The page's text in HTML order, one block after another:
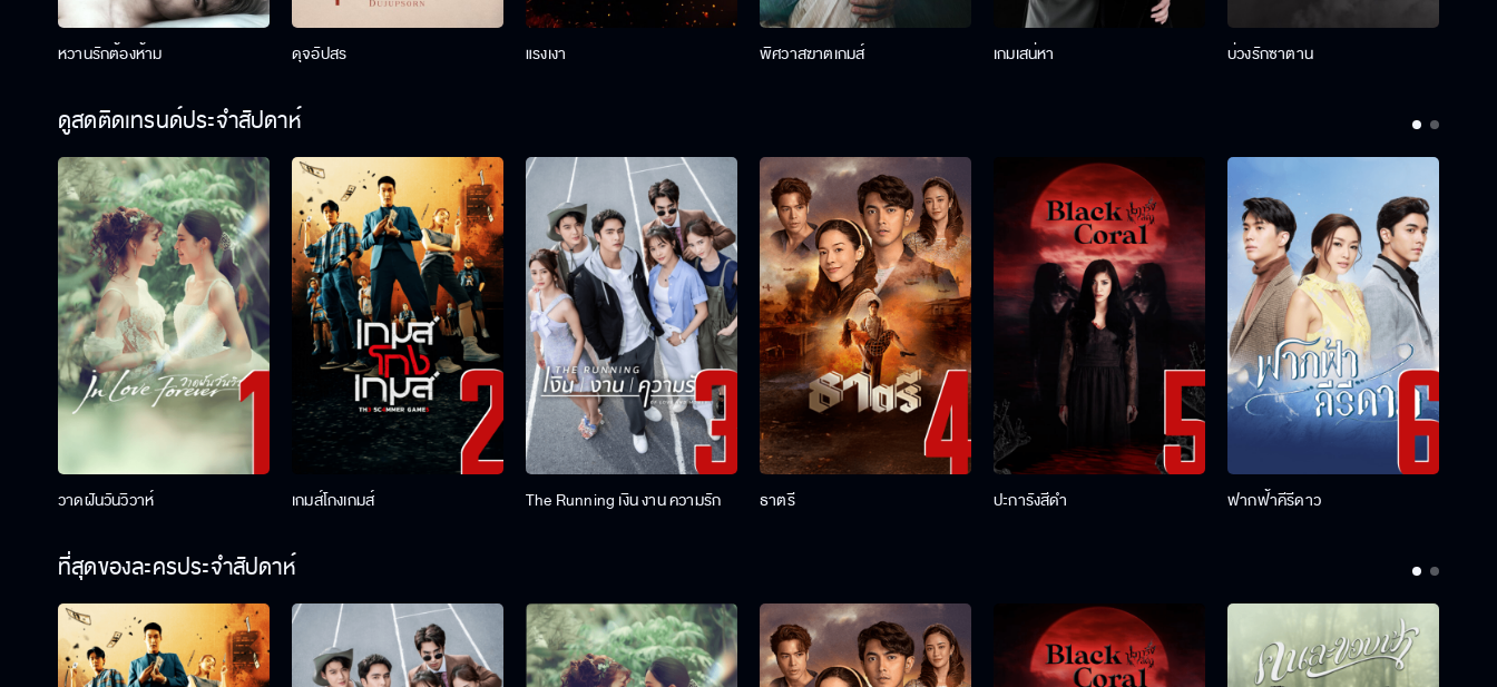
หวานรักต้องห้าม ดุจอัปสร แรงเงา พิศวาสฆาตเกมส์ เกมเสน่หา บ่วงรักซาตาน
ดูสดติดเทรนด์ประจำสัปดาห์
วาดฝันวันวิวาห์ เกมส์โกงเกมส์ The Running เงิน งาน ความรัก ธาตรี ปะการังสีดำ ฟากฟ้าคีรีดาว
ที่สุดของละครประจำสัปดาห์